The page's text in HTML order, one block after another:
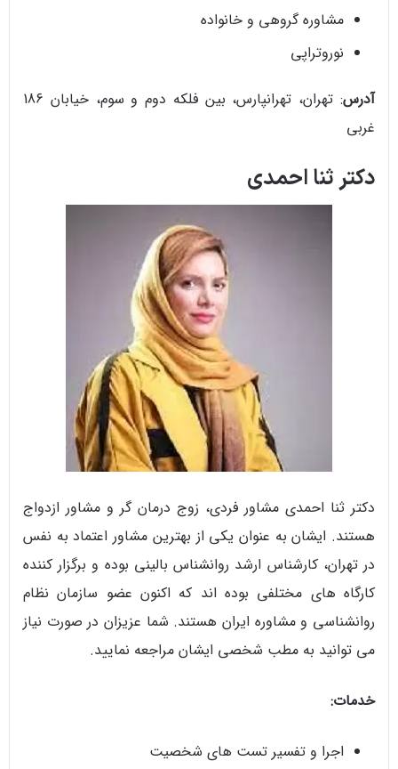
مشاوره گروهی و خانواده
نوروتراپی
آدرس
: تهران، تهرانپارس، بین فلکه دوم و سوم، خیابان 186
غربی
دکتر ثنا احمدی
دکتر ثنا احمدی مشاور فردی، زوج درمان گر و مشاور ازدواج
هستند. ایشان به عنوان یکی از بهترین مشاور اعتماد به نفس
در تهران، کارشناس ارشد روانشناس بالینی بوده و برگزار کننده
کارگاه های مختلفی بوده اند که اکنون عضو سازمان نظام
روانشناسی و مشاوره ایران هستند. شما عزیزان در صورت نیاز
می توانید به مطب شخصی ایشان مراجعه نمایید.
خدمات:
اجرا و تفسیر تست های شخصیت